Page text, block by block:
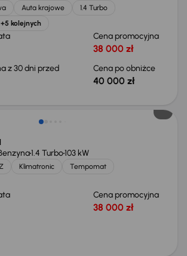
Auta krajowe
1.4 Turbo
+5 kolejnych
Cena promocyjna
38 000 zł
z 30 dni przed
Cena po obniżce
40 000 zł
1.4 Turbo103 kW
Klimatronic
Tempomat
Cena promocyjna
38 000 zł